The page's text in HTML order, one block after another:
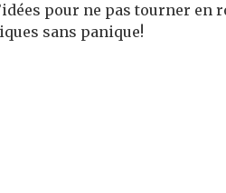
pour ne pas tourner en
sans panique!